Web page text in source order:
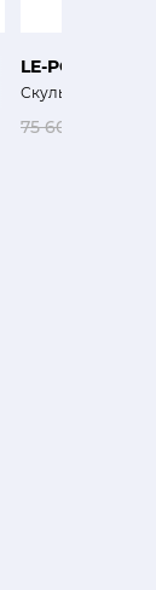
LE-PORCELLANE
Скульптура Тукан
75 600 ₽